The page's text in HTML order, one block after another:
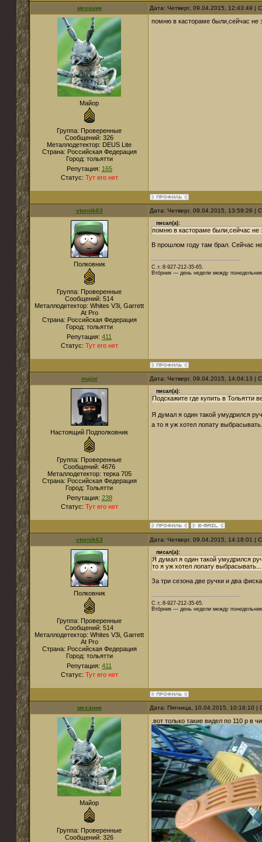
механик Дата: Четверг, 09.04.2015, 12:43:49 |
Майор
Группа: Проверенные
Сообщений: 326
Металлодетектор: DEUS Lite
Страна: Российская Федерация
Город: тольятти
Репутация: 165
Статус: Тут его нет
помню в кастораме были,сейчас не
vtornik63 Дата: Четверг, 09.04.2015, 13:59:26 |
Полковник
Группа: Проверенные
Сообщений: 514
Металлодетектор: Whites V3i, Garrett
At Pro
Страна: Российская Федерация
Город: тольятти
Репутация: 411
Статус: Тут его нет
писал(а):
помню в кастораме были,сейчас не
В прошлом году там брал. Сейчас
С.т.:8-927-212-35-65.
Вто́рник — день недели между
major Дата: Четверг, 09.04.2015, 14:04:13 |
Настоящий Подполковник
Группа: Проверенные
Сообщений: 4676
Металлодетектор: терка 705
Страна: Российская Федерация
Город: Тольятти
Репутация: 238
Статус: Тут его нет
писал(а):
Подскажите где купить в Тольятти
Я думал я один такой умудрился
а то я уж хотел лопату
vtornik63 Дата: Четверг, 09.04.2015, 14:18:01 |
Полковник
Группа: Проверенные
Сообщений: 514
Металлодетектор: Whites V3i, Garrett
At Pro
Страна: Российская Федерация
Город: тольятти
Репутация: 411
Статус: Тут его нет
писал(а):
Я думал я один такой умудрился
то я уж хотел лопату
За три сезона две ручки и два
С.т.:8-927-212-35-65.
Вто́рник — день недели между
механик Дата: Пятница, 10.04.2015, 10:16:10
Майор
Группа: Проверенные
Сообщений: 326
.вот только такие видел по 110 р в